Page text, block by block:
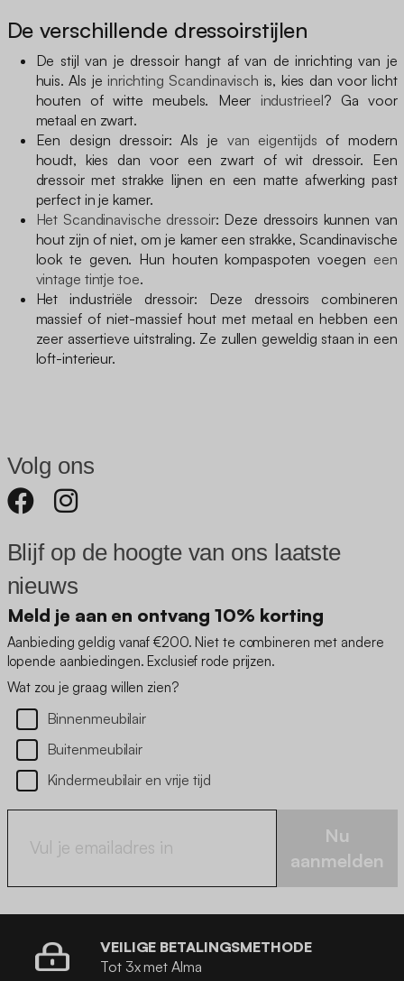
De verschillende dressoirstijlen
De stijl van je dressoir hangt af van de inrichting van je
huis. Als je inrichting Scandinavisch is, kies dan voor licht
houten of witte meubels. Meer industrieel? Ga voor
metaal en zwart.
Een design dressoir: Als je van eigentijds of modern
houdt, kies dan voor een zwart of wit dressoir. Een
dressoir met strakke lijnen en een matte afwerking past
perfect in je kamer.
Het Scandinavische dressoir: Deze dressoirs kunnen van
hout zijn of niet, om je kamer een strakke, Scandinavische
look te geven. Hun houten kompaspoten voegen een
vintage tintje toe.
Het industriële dressoir: Deze dressoirs combineren
massief of niet-massief hout met metaal en hebben een
zeer assertieve uitstraling. Ze zullen geweldig staan in een
loft-interieur.
Volg ons
Blijf op de hoogte van ons laatste
nieuws
Meld je aan en ontvang 10% korting
Aanbieding geldig vanaf €200. Niet te combineren met andere
lopende aanbiedingen. Exclusief rode prijzen.
Wat zou je graag willen zien?
Binnenmeubilair
Buitenmeubilair
Kindermeubilair en vrije tijd
Nu
aanmelden
VEILIGE BETALINGSMETHODE
Tot 3x met Alma